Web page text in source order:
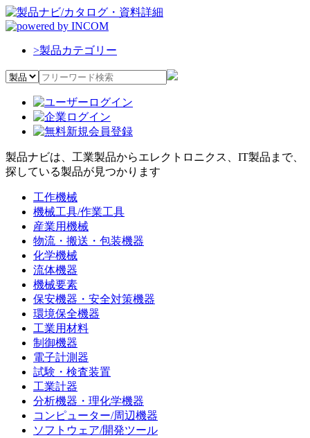
>製品カテゴリー
製品ナビは、工業製品からエレクトロニクス、IT製品まで、
探している製品が見つかります
工作機械
機械工具/作業工具
産業用機械
物流・搬送・包装機器
化学機械
流体機器
機械要素
保安機器・安全対策機器
環境保全機器
工業用材料
制御機器
電子計測器
試験・検査装置
工業計器
分析機器・理化学機器
コンピューター/周辺機器
ソフトウェア/開発ツール